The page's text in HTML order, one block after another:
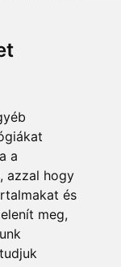
a
azzal hogy
és
meg,
történő